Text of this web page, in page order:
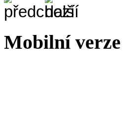
Mobilní verze